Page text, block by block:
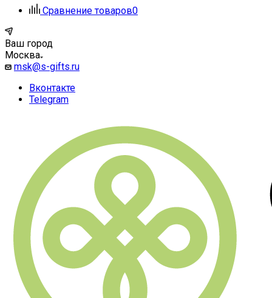
Сравнение товаров0
Ваш город
Москва
msk@s-gifts.ru
Вконтакте
Telegram